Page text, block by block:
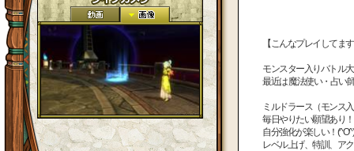
【こんなプレイしてま
モンスター入りバトル
最近は 魔法使い・占い
ミルドラース（モンス
毎日やりたい願望あり
自分強化が楽しい！
レベル上げ、特訓、ア